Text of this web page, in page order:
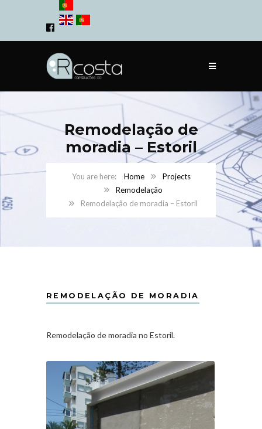
Remodelação de
moradia – Estoril
Home
Projects
Remodelação
Remodelação de moradia – Estoril
REMODELAÇÃO DE MORADIA
Remodelação de moradia no Estoril.